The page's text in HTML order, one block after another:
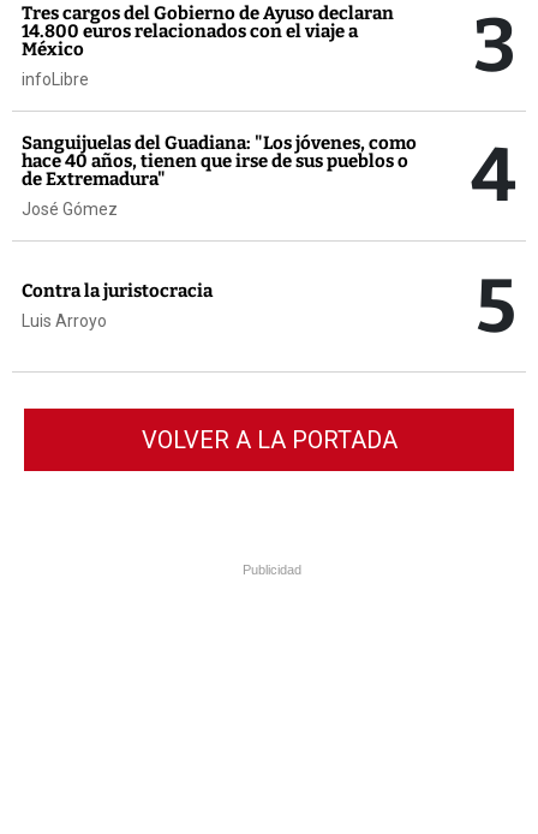
Tres cargos del Gobierno de Ayuso declaran
14.800 euros relacionados con el viaje a
México
infoLibre 3
Sanguijuelas del Guadiana: "Los jóvenes, como
hace 40 años, tienen que irse de sus pueblos o
de Extremadura"
José Gómez 4
Contra la juristocracia
Luis Arroyo 5
VOLVER A LA PORTADA
Publicidad